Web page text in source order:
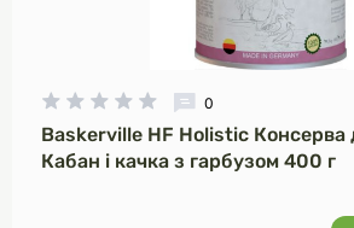
0
Baskerville HF Holistic Консерва
Кабан і качка з гарбузом 400 г